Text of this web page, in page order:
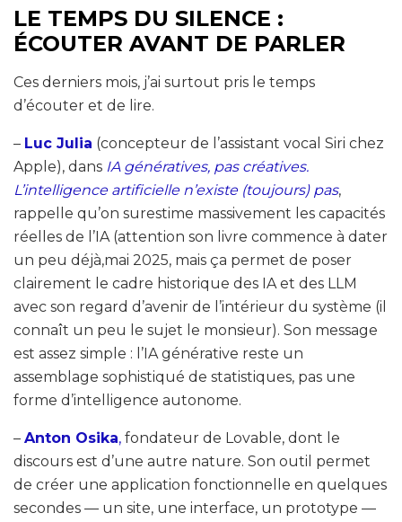
LE TEMPS DU SILENCE :
ÉCOUTER AVANT DE PARLER
Ces derniers mois, j’ai surtout pris le temps
d’écouter et de lire.
– Luc Julia (concepteur de l’assistant vocal Siri chez
Apple), dans IA génératives, pas créatives.
L’intelligence artificielle n’existe (toujours) pas,
rappelle qu’on surestime massivement les capacités
réelles de l’IA (attention son livre commence à dater
un peu déjà,mai 2025, mais ça permet de poser
clairement le cadre historique des IA et des LLM
avec son regard d’avenir de l’intérieur du système (il
connaît un peu le sujet le monsieur). Son message
est assez simple : l’IA générative reste un
assemblage sophistiqué de statistiques, pas une
forme d’intelligence autonome.
– Anton Osika, fondateur de Lovable, dont le
discours est d’une autre nature. Son outil permet
de créer une application fonctionnelle en quelques
secondes — un site, une interface, un prototype —